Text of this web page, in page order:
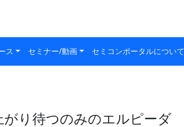
ス セミナー/動画 セミコンポータルについて
り待つのみのエルピーダ